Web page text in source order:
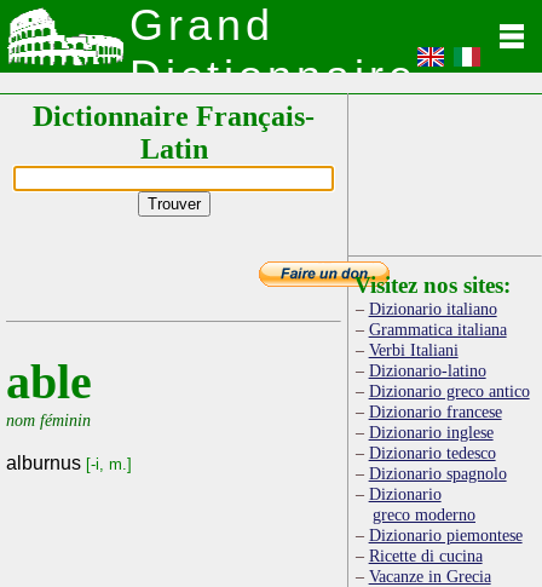
Grand
Dictionnaire
Latin
Dictionnaire Français-
Latin
able
nom féminin
alburnus [-i, m.]
Visitez nos sites:
Dizionario italiano
Grammatica italiana
Verbi Italiani
Dizionario-latino
Dizionario greco antico
Dizionario francese
Dizionario inglese
Dizionario tedesco
Dizionario spagnolo
Dizionario
greco moderno
Dizionario piemontese
Ricette di cucina
Vacanze in Grecia